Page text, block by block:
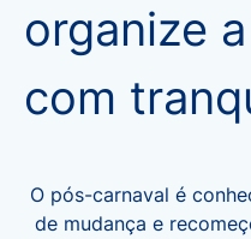
organize
com
O pós-carnaval é
de mudança e